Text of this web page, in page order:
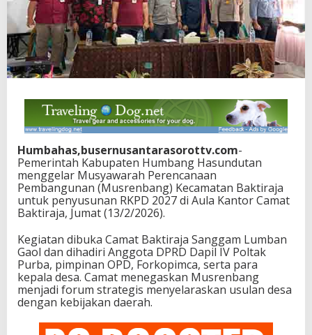
Humbahas,busernusantarasorottv.com-
Pemerintah Kabupaten Humbang Hasundutan
menggelar Musyawarah Perencanaan
Pembangunan (Musrenbang) Kecamatan Baktiraja
untuk penyusunan RKPD 2027 di Aula Kantor Camat
Baktiraja, Jumat (13/2/2026).
Kegiatan dibuka Camat Baktiraja Sanggam Lumban
Gaol dan dihadiri Anggota DPRD Dapil IV Poltak
Purba, pimpinan OPD, Forkopimca, serta para
kepala desa. Camat menegaskan Musrenbang
menjadi forum strategis menyelaraskan usulan desa
dengan kebijakan daerah.